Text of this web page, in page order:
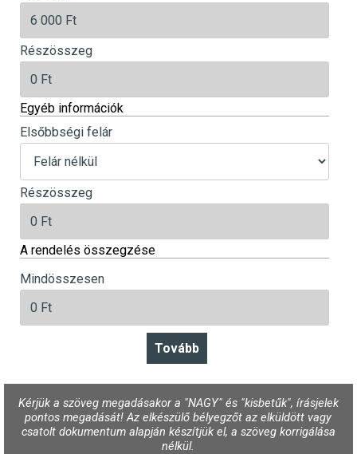
Részösszeg
Egyéb információk
Elsőbbségi felár
Részösszeg
A rendelés összegzése
Mindösszesen
Kérjük a szöveg megadásakor a "NAGY" és "kisbetűk", írásjelek
pontos megadását! Az elkészülő bélyegzőt az elküldött vagy
csatolt dokumentum alapján készítjük el, a szöveg korrigálása
nélkül.